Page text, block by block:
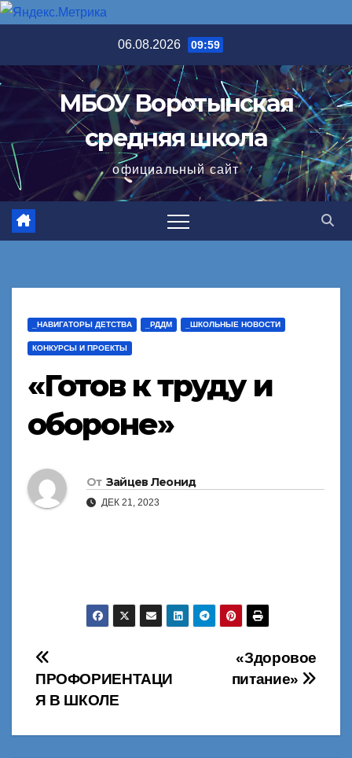
содержимому
06.08.2026 09:59
МБОУ Воротынская
средняя школа
официальный сайт
_НАВИГАТОРЫ ДЕТСТВА _РДДМ _ШКОЛЬНЫЕ НОВОСТИ
КОНКУРСЫ И ПРОЕКТЫ
«Готов к труду и
обороне»
От Зайцев Леонид
ДЕК 21, 2023
Навигация
по
записям
«Здоровое
питание»
ПРОФОРИЕНТАЦИ
Я В ШКОЛЕ